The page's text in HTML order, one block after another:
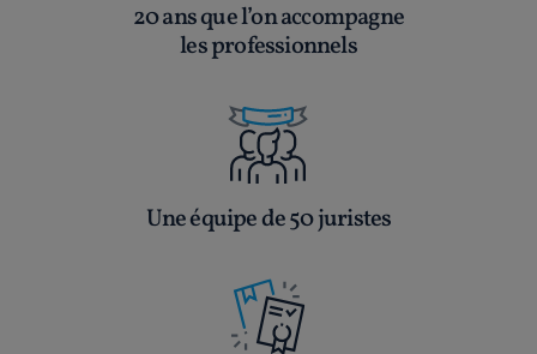
20 ans que l’on accompagne
les professionnels
Une équipe de 50 juristes